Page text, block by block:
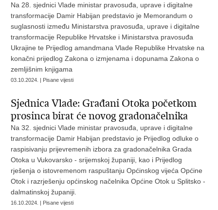
Na 28. sjednici Vlade ministar pravosuđa, uprave i digitalne
transformacije Damir Habijan predstavio je Memorandum o
suglasnosti između Ministarstva pravosuđa, uprave i digitalne
transformacije Republike Hrvatske i Ministarstva pravosuđa
Ukrajine te Prijedlog amandmana Vlade Republike Hrvatske na
konačni prijedlog Zakona o izmjenama i dopunama Zakona o
zemljišnim knjigama
03.10.2024. | Pisane vijesti
Sjednica Vlade: Građani Otoka početkom
prosinca birat će novog gradonačelnika
Na 32. sjednici Vlade ministar pravosuđa, uprave i digitalne
transformacije Damir Habijan predstavio je Prijedlog odluke o
raspisivanju prijevremenih izbora za gradonačelnika Grada
Otoka u Vukovarsko - srijemskoj županiji, kao i Prijedlog
rješenja o istovremenom raspuštanju Općinskog vijeća Općine
Otok i razrješenju općinskog načelnika Općine Otok u Splitsko -
dalmatinskoj županiji.
16.10.2024. | Pisane vijesti